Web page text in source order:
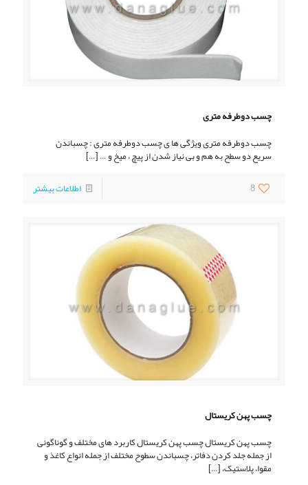
چسب دوطرفه متری
چسب دوطرفه متری ویژگی ها ی چسب دوطرفه متری : چسباندن
سریع دو سطح به هم و بی نیاز شدن از پیچ ، میخ و …[…]
8
اطلاعات بیشتر
چسب پهن کریستال
چسب پهن کریستال چسب پهن کریستال کاربرد های مختلف و گوناگونی
از جمله جلد کردن دفاتر، چسباندن سطوح مختلف از جمله انواع کاغذ و
مقوا، پلاستیک،[…]